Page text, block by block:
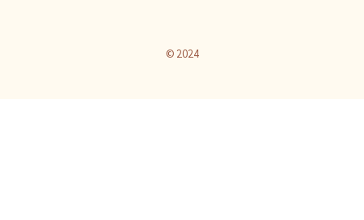
© 2024